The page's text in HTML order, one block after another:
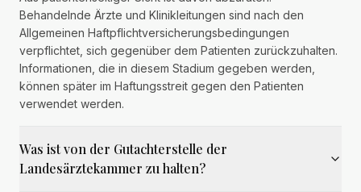
Behandelnde Ärzte und Klinikleitungen sind nach den
Allgemeinen Haftpflichtversicherungsbedingungen
verpflichtet, sich gegenüber dem Patienten zurückzuhalten.
Informationen, die in diesem Stadium gegeben werden,
können später im Haftungsstreit gegen den Patienten
verwendet werden.
Was ist von der Gutachterstelle der
Landesärztekammer zu halten?